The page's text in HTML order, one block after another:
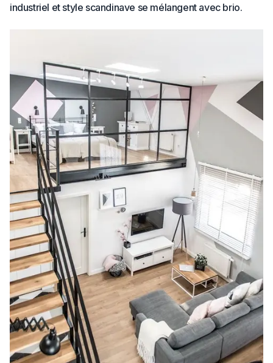
industriel et style scandinave se mélangent avec brio.